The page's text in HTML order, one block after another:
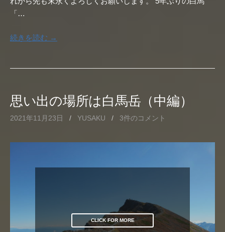
「…
続きを読む →
思い出の場所は白馬岳（中編）
2021年11月23日 / YUSAKU / 3件のコメント
CLICK FOR MORE